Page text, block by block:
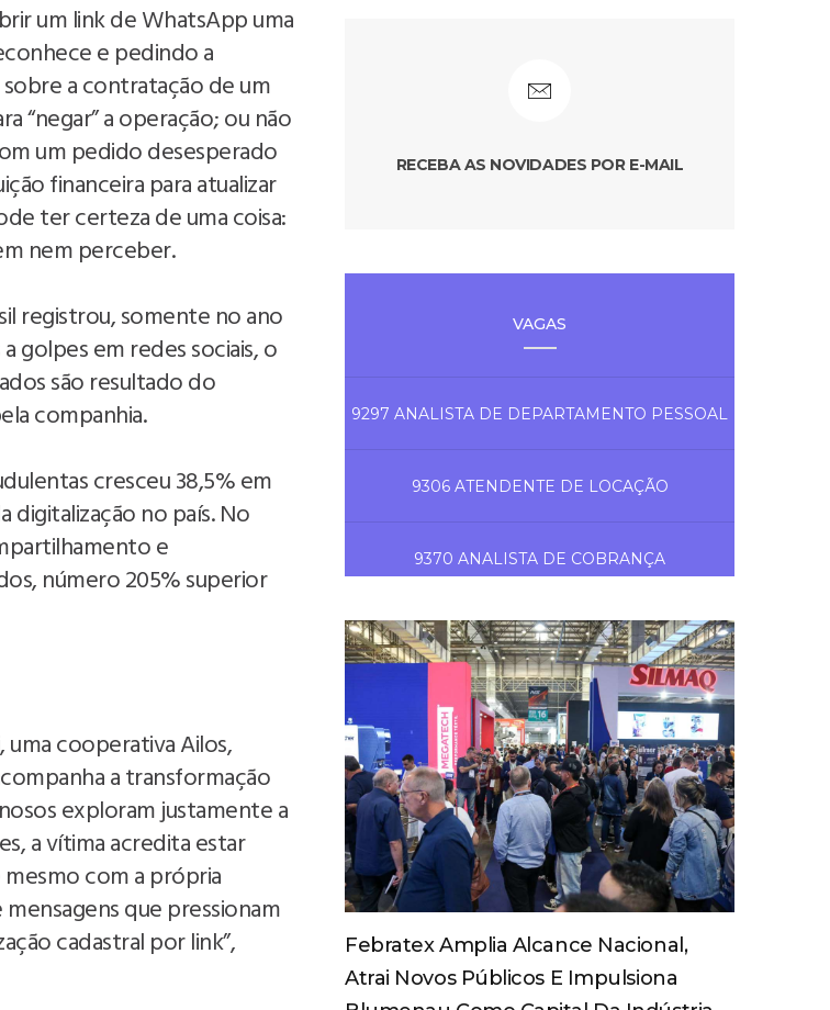
um link de WhatsApp uma
e pedindo a
a contratação de um
“negar” a operação; ou não
um pedido desesperado
financeira para atualizar
ter certeza de uma coisa:
nem perceber.
registrou, somente no ano
golpes em redes sociais, o
são resultado do
companhia.
cresceu 38,5% em
no país. No
e
número 205% superior
cooperativa Ailos,
a transformação
exploram justamente a
a vítima acredita estar
com a própria
que pressionam
cadastral por link”,
Movimenta Economia Em Santa
Catarina